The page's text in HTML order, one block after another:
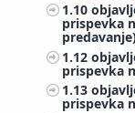
1.10
prispevka
1.12
prispevka
1.13
prispevka